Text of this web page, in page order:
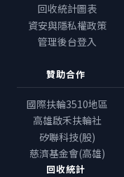
回收統計圖表
資安與隱私權政策
管理後台登入
贊助合作
國際扶輪3510地區
高雄啟禾扶輪社
矽聯科技(股)
慈濟基金會(高雄)
回收統計